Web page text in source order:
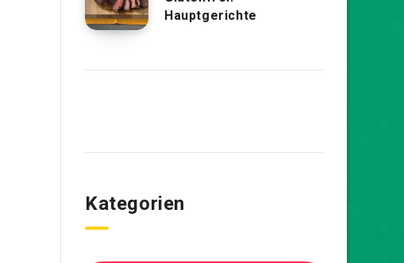
Hauptgerichte
Kategorien